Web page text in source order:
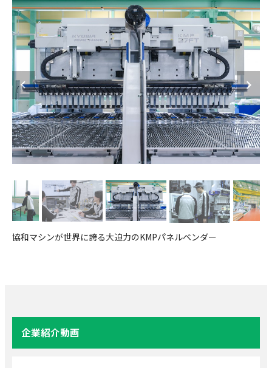
協和マシンが世界に誇る大迫力のKMPパネルベンダー
企業紹介動画